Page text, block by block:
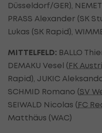
Düsseldorf/GER),
PRASS Alexander (SK
Lukas (SK Rapid),
MITTELFELD: BALLO
DEMAKU Vesel (FK
Rapid), JUKIC
SCHMID Romano (SV
SEIWALD Nicolas (FC
Matthäus (WAC)